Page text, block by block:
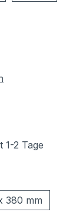
1-2 Tage
380 mm